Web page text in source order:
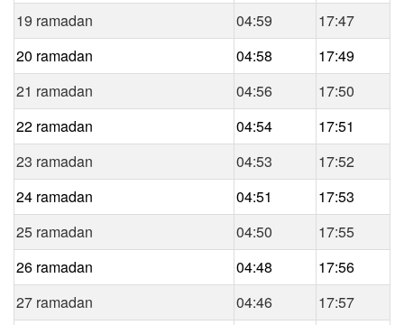
19 ramadan
04:59
17:47
20 ramadan
04:58
17:49
21 ramadan
04:56
17:50
22 ramadan
04:54
17:51
23 ramadan
04:53
17:52
24 ramadan
04:51
17:53
25 ramadan
04:50
17:55
26 ramadan
04:48
17:56
27 ramadan
04:46
17:57